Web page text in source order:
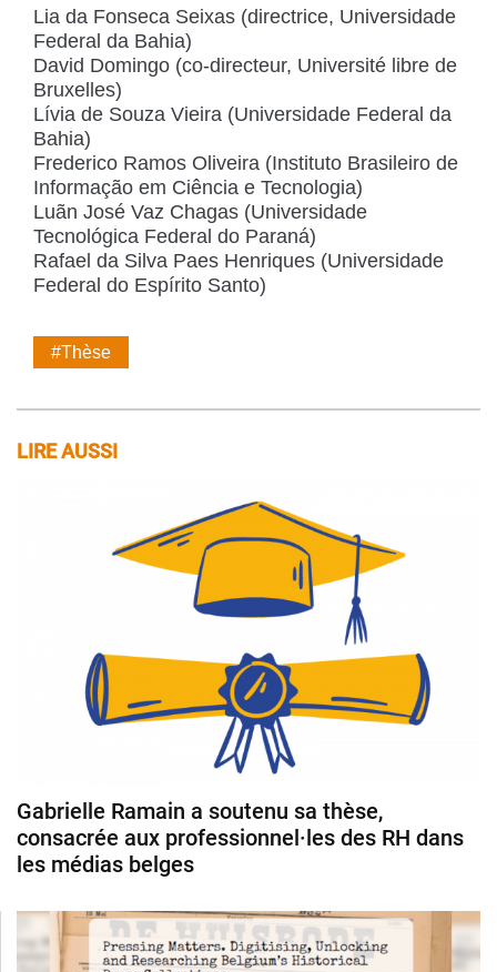
Lia da Fonseca Seixas (directrice, Universidade
Federal da Bahia)
David Domingo (co-directeur, Université libre de
Bruxelles)
Lívia de Souza Vieira (Universidade Federal da
Bahia)
Frederico Ramos Oliveira (Instituto Brasileiro de
Informação em Ciência e Tecnologia)
Luãn José Vaz Chagas (Universidade
Tecnológica Federal do Paraná)
Rafael da Silva Paes Henriques (Universidade
Federal do Espírito Santo)
#Thèse
LIRE AUSSI
Gabrielle Ramain a soutenu sa thèse,
consacrée aux professionnel·les des RH dans
les médias belges